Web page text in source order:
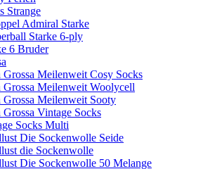
Strange
Admiral Starke
Starke 6-ply
6 Bruder
Grossa Meilenweit Cosy Socks
Grossa Meilenweit Woolycell
Grossa Meilenweit Sooty
Grossa Vintage Socks
Socks Multi
Die Sockenwolle Seide
die Sockenwolle
Die Sockenwolle 50 Melange